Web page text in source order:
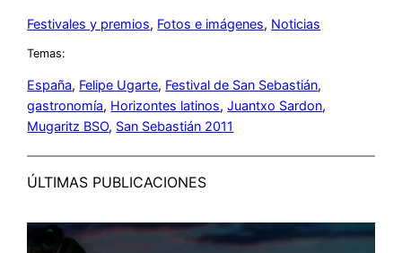
Festivales y premios, Fotos e imágenes, Noticias
Temas:
España, Felipe Ugarte, Festival de San Sebastián
gastronomía, Horizontes latinos, Juantxo Sardon
Mugaritz BSO, San Sebastián 2011
ÚLTIMAS PUBLICACIONES